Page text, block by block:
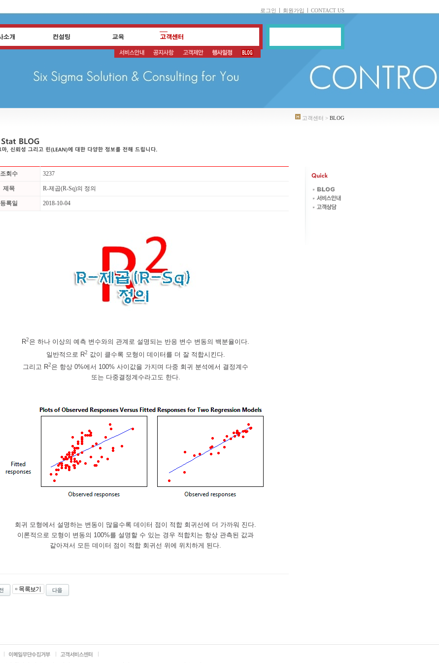
로그인 회원가입 CONTACT US
고객센터 > BLOG
조회수 3237
제목 R-제곱(R-Sq)의 정의
등록일 2018-10-04
R2은 하나 이상의 예측 변수와의 관계로 설명되는 반응 변수 변동의 백분율이다.
일반적으로 R2 값이 클수록 모형이 데이터를 더 잘 적합시킨다.
그리고 R2은 항상 0%에서 100% 사이값을 가지며 다중 회귀 분석에서 결정계수
또는 다중결정계수라고도 한다.
회귀 모형에서 설명하는 변동이 많을수록 데이터 점이 적합 회귀선에 더 가까워 진다.
이론적으로 모형이 변동의 100%를 설명할 수 있는 경우 적합치는 항상 관측된 값과
같아져서 모든 데이터 점이 적합 회귀선 위에 위치하게 된다.